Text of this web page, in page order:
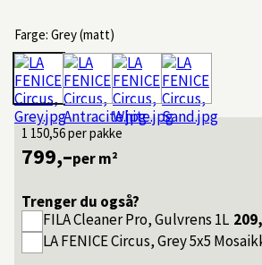
Farge: Grey (matt)
1 150,56per pakke
799,–per m²
Trenger du også?
FILACleaner Pro, Gulvrens 1L
LA FENICECircus, Grey 5x5